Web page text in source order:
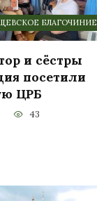
БЛАГОЧИНИЕ
и сёстры
посетили
ЦРБ
43